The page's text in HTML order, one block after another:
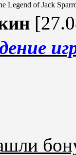
Legend of Jack